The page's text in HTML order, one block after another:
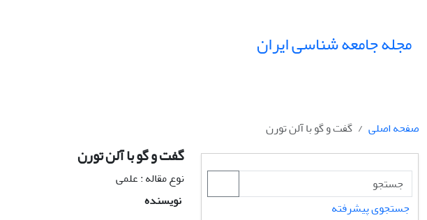
مجله جامعه شناسی ایران
صفحه اصلی گفت و گو با آلن تورن
گفت و گو با آلن تورن
نوع مقاله : علمی
نویسنده
جستجوی پیشرفته